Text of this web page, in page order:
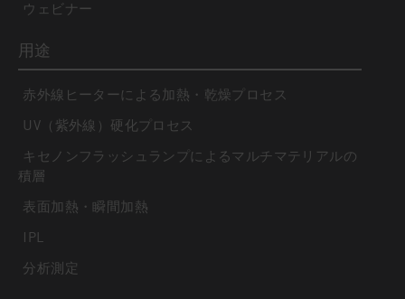
ウェビナー
用途
赤外線ヒーターによる加熱・乾燥プロセス
UV（紫外線）硬化プロセス
キセノンフラッシュランプによるマルチマテリアルの
積層
表面加熱・瞬間加熱
IPL
分析測定